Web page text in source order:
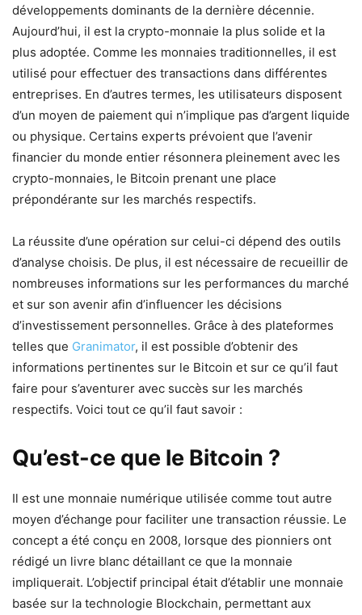
développements dominants de la dernière décennie.
Aujourd’hui, il est la crypto-monnaie la plus solide et la
plus adoptée. Comme les monnaies traditionnelles, il est
utilisé pour effectuer des transactions dans différentes
entreprises. En d’autres termes, les utilisateurs disposent
d’un moyen de paiement qui n’implique pas d’argent liquide
ou physique. Certains experts prévoient que l’avenir
financier du monde entier résonnera pleinement avec les
crypto-monnaies, le Bitcoin prenant une place
prépondérante sur les marchés respectifs.
La réussite d’une opération sur celui-ci dépend des outils
d’analyse choisis. De plus, il est nécessaire de recueillir de
nombreuses informations sur les performances du marché
et sur son avenir afin d’influencer les décisions
d’investissement personnelles. Grâce à des plateformes
telles que Granimator, il est possible d’obtenir des
informations pertinentes sur le Bitcoin et sur ce qu’il faut
faire pour s’aventurer avec succès sur les marchés
respectifs. Voici tout ce qu’il faut savoir :
Qu’est-ce que le Bitcoin ?
Il est une monnaie numérique utilisée comme tout autre
moyen d’échange pour faciliter une transaction réussie. Le
concept a été conçu en 2008, lorsque des pionniers ont
rédigé un livre blanc détaillant ce que la monnaie
impliquerait. L’objectif principal était d’établir une monnaie
basée sur la technologie Blockchain, permettant aux